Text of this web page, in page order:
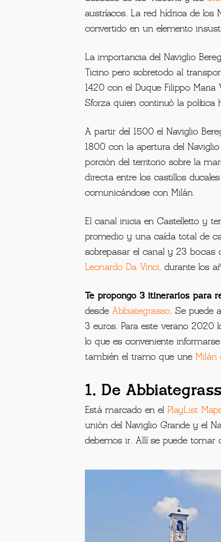
l Naviglio Bereguardo
la ciudad de Bereguarda del
ducados de los Visconti y los
austríacos. La red hídrica de
convertido en un elemento
Ticino pero sobretodo al
1420 con el Duque Filippo Maria
Sforza quien continuó la política
A partir del 1500 el Naviglio
porción del territorio sobre la
directa entre los castillos
comunicándose con Milán.
promedio y una caída total de
sobrepasar el canal y 23 bocas
Leonardo Da Vinci,durante los
Te propongo 3 itinerarios para
3 euros. Para este verano 2020
lo que es conveniente
también el tramo que uneMilán
1. De
Está marcado en elPlayList
unión del Naviglio Grande y el
debemos ir. Allí se puede